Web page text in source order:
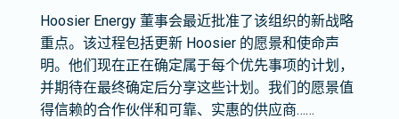
Hoosier Energy 董事会最近批准了该组织的新战略
重点。该过程包括更新 Hoosier 的愿景和使命声
明。他们现在正在确定属于每个优先事项的计划，
并期待在最终确定后分享这些计划。我们的愿景值
得信赖的合作伙伴和可靠、实惠的供应商……